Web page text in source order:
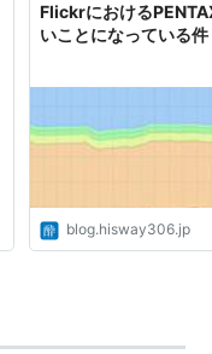
Flickrにおける
いことになっている件
blog.hisway306.jp